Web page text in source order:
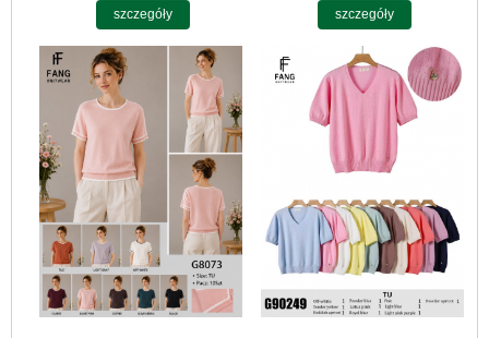
szczegóły szczegóły